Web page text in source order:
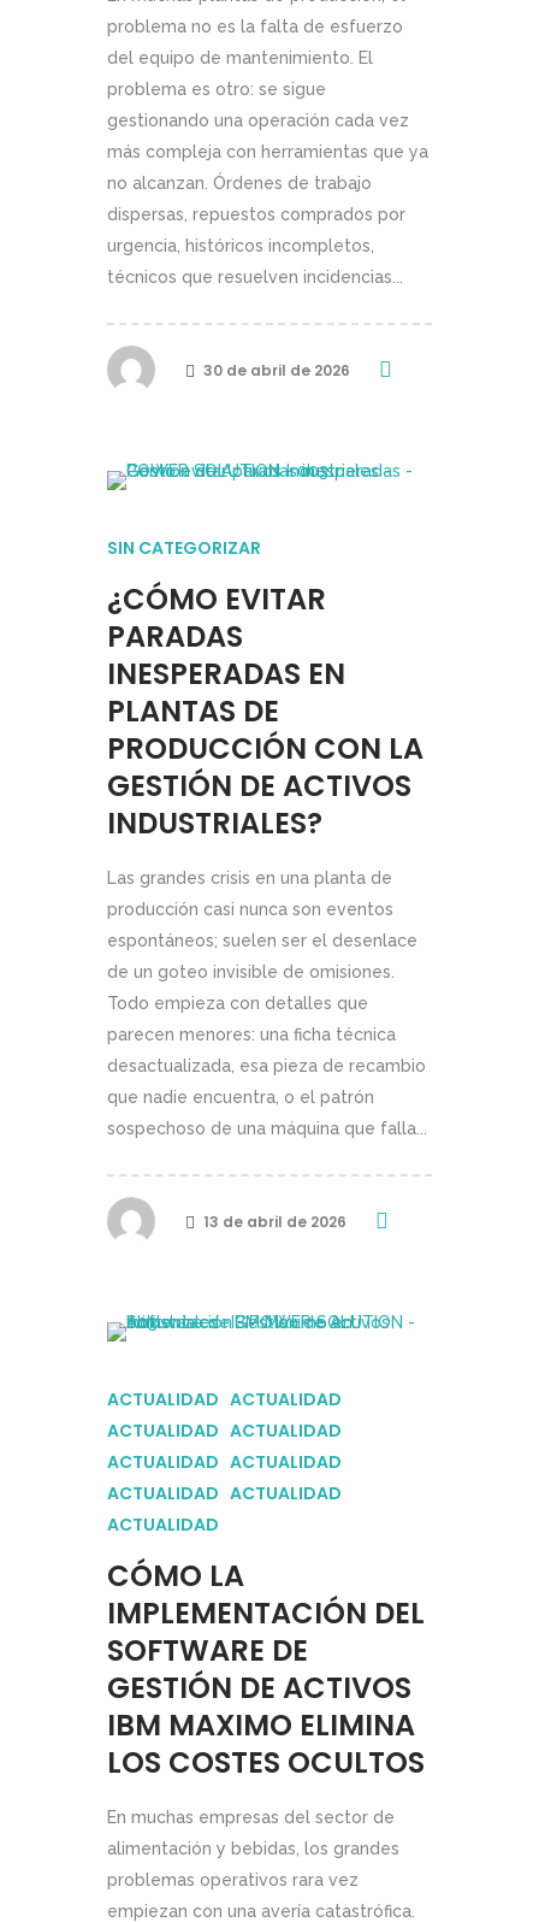
problema no es la falta de esfuerzo
del equipo de mantenimiento. El
problema es otro: se sigue
gestionando una operación cada vez
más compleja con herramientas que ya
no alcanzan. Órdenes de trabajo
dispersas, repuestos comprados por
urgencia, históricos incompletos,
técnicos que resuelven incidencias...
30 de abril de 2026
SIN CATEGORIZAR
¿CÓMO EVITAR
PARADAS
INESPERADAS EN
PLANTAS DE
PRODUCCIÓN CON LA
GESTIÓN DE ACTIVOS
INDUSTRIALES?
Las grandes crisis en una planta de
producción casi nunca son eventos
espontáneos; suelen ser el desenlace
de un goteo invisible de omisiones.
Todo empieza con detalles que
parecen menores: una ficha técnica
desactualizada, esa pieza de recambio
que nadie encuentra, o el patrón
sospechoso de una máquina que falla...
13 de abril de 2026
ACTUALIDAD ACTUALIDAD
ACTUALIDAD ACTUALIDAD
ACTUALIDAD ACTUALIDAD
ACTUALIDAD ACTUALIDAD
ACTUALIDAD
CÓMO LA
IMPLEMENTACIÓN DEL
SOFTWARE DE
GESTIÓN DE ACTIVOS
IBM MAXIMO ELIMINA
LOS COSTES OCULTOS
En muchas empresas del sector de
alimentación y bebidas, los grandes
problemas operativos rara vez
empiezan con una avería catastrófica.